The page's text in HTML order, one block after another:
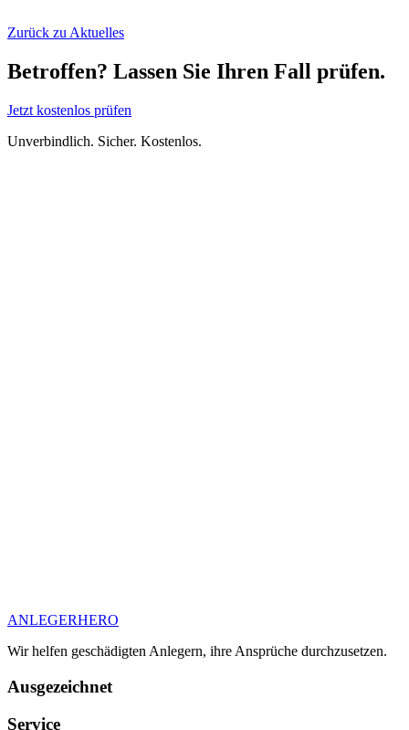
Zurück zu Aktuelles
Betroffen? Lassen Sie Ihren Fall prüfen.
Jetzt kostenlos prüfen
Unverbindlich. Sicher. Kostenlos.
ANLEGERHERO
Wir helfen geschädigten Anlegern, ihre Ansprüche durchzusetzen.
Ausgezeichnet
Service